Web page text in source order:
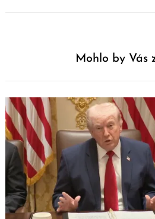
Mohlo by Vás